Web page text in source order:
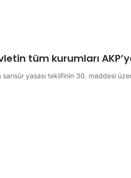
tüm kurumları
yasası teklifinin 30. maddesi